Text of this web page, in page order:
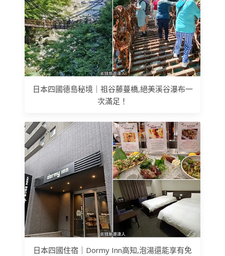
日本四國德島秘境｜祖谷藤蔓橋,絕美溪谷瀑布一
次滿足！
日本四國住宿｜Dormy Inn高知,泡湯還能享有免